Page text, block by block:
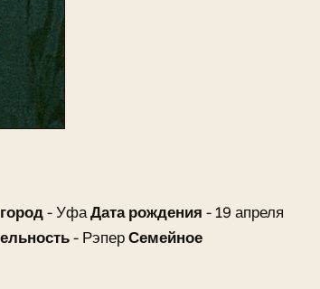
- УфаДата рождения - 19 апреля
- Рэпер Семейное